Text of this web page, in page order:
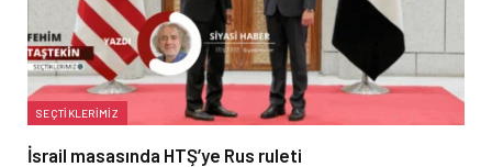
SEÇTIKLERIMIZ
İsrail masasında HTŞ’ye Rus ruleti